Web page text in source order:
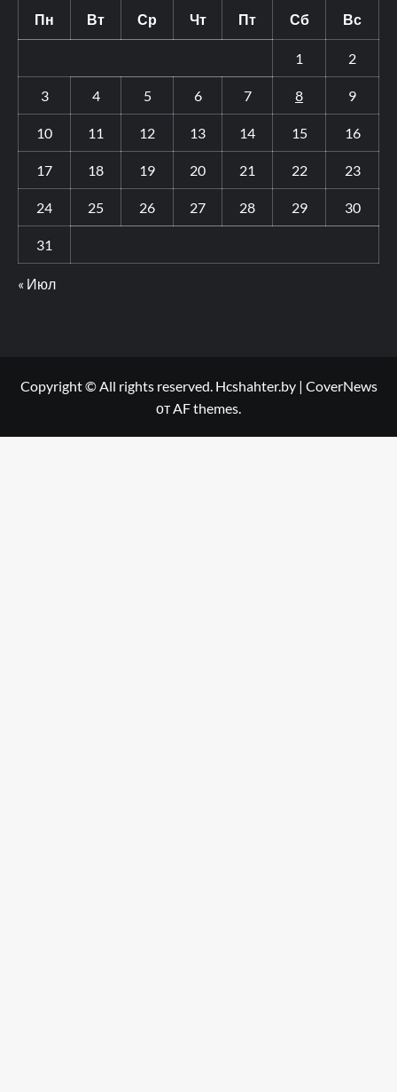
Пн Вт Ср Чт Пт Сб Вс
1 2
3 4 5 6 7 8 9
10 11 12 13 14 15 16
17 18 19 20 21 22 23
24 25 26 27 28 29 30
31
« Июл
Copyright © All rights reserved. Hcshahter.by | CoverNews
от AF themes.